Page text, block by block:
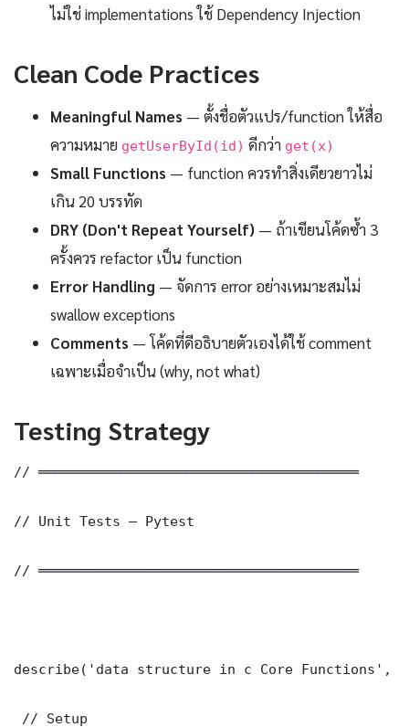
ไม่ใช่ implementations ใช้ Dependency Injection
Clean Code Practices
Meaningful Names — ตั้งชื่อตัวแปร/function ให้สื่อ
ความหมาย getUserById(id) ดีกว่า get(x)
Small Functions — function ควรทำสิ่งเดียวยาวไม่
เกิน 20 บรรทัด
DRY (Don't Repeat Yourself) — ถ้าเขียนโค้ดซ้ำ 3
ครั้งควร refactor เป็น function
Error Handling — จัดการ error อย่างเหมาะสมไม่
swallow exceptions
Comments — โค้ดที่ดีอธิบายตัวเองได้ใช้ comment
เฉพาะเมื่อจำเป็น (why, not what)
Testing Strategy
// ═══════════════════════════════════════
// Unit Tests — Pytest
// ═══════════════════════════════════════
describe('data structure in c Core Functions',
// Setup